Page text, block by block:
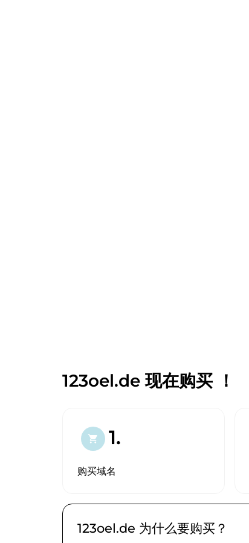
123oel.de 现在购买 ！
shopping_cart 1.
购买域名
123oel.de 为什么要购买？